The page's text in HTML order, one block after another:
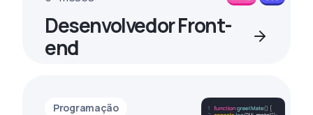
Desenvolvedor Front-
end
Programação